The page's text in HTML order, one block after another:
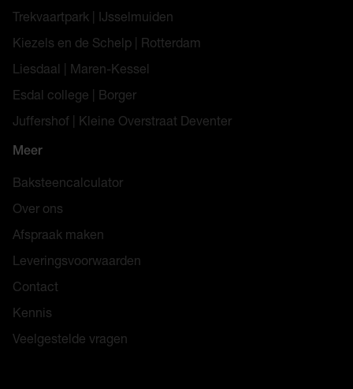
Trekvaartpark | IJsselmuiden
Kiezels en de Schelp | Rotterdam
Liesdaal | Maren-Kessel
Esdal college | Borger
Juffershof | Kleine Overstraat Deventer
Meer
Baksteencalculator
Over ons
Afspraak maken
Leveringsvoorwaarden
Contact
Kennis
Veelgestelde vragen